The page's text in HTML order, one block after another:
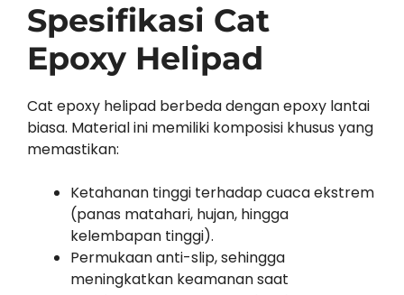
Spesifikasi Cat
Epoxy Helipad
Cat epoxy helipad berbeda dengan epoxy lantai
biasa. Material ini memiliki komposisi khusus yang
memastikan:
Ketahanan tinggi terhadap cuaca ekstrem
(panas matahari, hujan, hingga
kelembapan tinggi).
Permukaan anti-slip, sehingga
meningkatkan keamanan saat